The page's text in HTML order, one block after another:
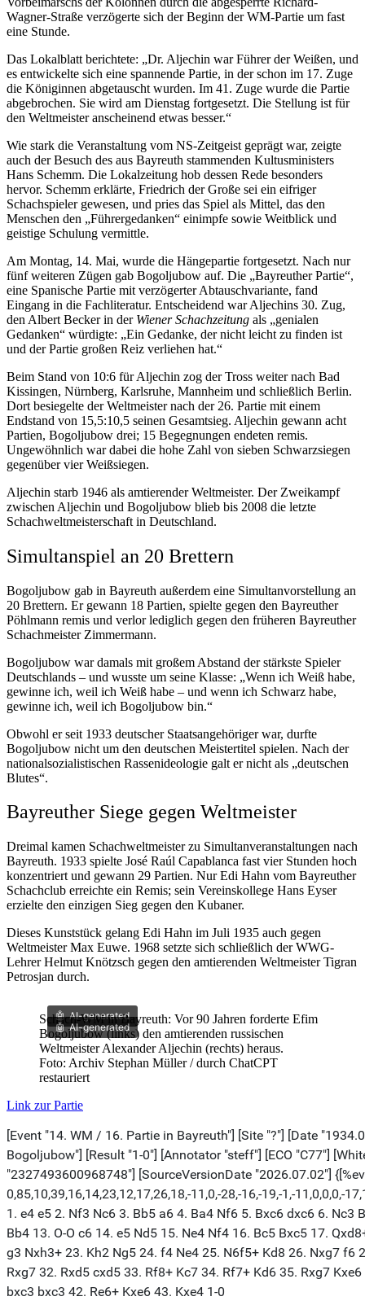
Wagner-Straße verzögerte sich der Beginn der WM-Partie um fast
eine Stunde.
Das Lokalblatt berichtete: „Dr. Aljechin war Führer der Weißen, und
es entwickelte sich eine spannende Partie, in der schon im 17. Zuge
die Königinnen abgetauscht wurden. Im 41. Zuge wurde die Partie
abgebrochen. Sie wird am Dienstag fortgesetzt. Die Stellung ist für
den Weltmeister anscheinend etwas besser.“
Wie stark die Veranstaltung vom NS-Zeitgeist geprägt war, zeigte
auch der Besuch des aus Bayreuth stammenden Kultusministers
Hans Schemm. Die Lokalzeitung hob dessen Rede besonders
hervor. Schemm erklärte, Friedrich der Große sei ein eifriger
Schachspieler gewesen, und pries das Spiel als Mittel, das den
Menschen den „Führergedanken“ einimpfe sowie Weitblick und
geistige Schulung vermittle.
Am Montag, 14. Mai, wurde die Hängepartie fortgesetzt. Nach nur
fünf weiteren Zügen gab Bogoljubow auf. Die „Bayreuther Partie“,
eine Spanische Partie mit verzögerter Abtauschvariante, fand
Eingang in die Fachliteratur. Entscheidend war Aljechins 30. Zug,
den Albert Becker in der Wiener Schachzeitung als „genialen
Gedanken“ würdigte: „Ein Gedanke, der nicht leicht zu finden ist
und der Partie großen Reiz verliehen hat.“
Beim Stand von 10:6 für Aljechin zog der Tross weiter nach Bad
Kissingen, Nürnberg, Karlsruhe, Mannheim und schließlich Berlin.
Dort besiegelte der Weltmeister nach der 26. Partie mit einem
Endstand von 15,5:10,5 seinen Gesamtsieg. Aljechin gewann acht
Partien, Bogoljubow drei; 15 Begegnungen endeten remis.
Ungewöhnlich war dabei die hohe Zahl von sieben Schwarzsiegen
gegenüber vier Weißsiegen.
Aljechin starb 1946 als amtierender Weltmeister. Der Zweikampf
zwischen Aljechin und Bogoljubow blieb bis 2008 die letzte
Schachweltmeisterschaft in Deutschland.
Simultanspiel an 20 Brettern
Bogoljubow gab in Bayreuth außerdem eine Simultanvorstellung an
20 Brettern. Er gewann 18 Partien, spielte gegen den Bayreuther
Pöhlmann remis und verlor lediglich gegen den früheren Bayreuther
Schachmeister Zimmermann.
Bogoljubow war damals mit großem Abstand der stärkste Spieler
Deutschlands – und wusste um seine Klasse: „Wenn ich Weiß habe,
gewinne ich, weil ich Weiß habe – und wenn ich Schwarz habe,
gewinne ich, weil ich Bogoljubow bin.“
Obwohl er seit 1933 deutscher Staatsangehöriger war, durfte
Bogoljubow nicht um den deutschen Meistertitel spielen. Nach der
nationalsozialistischen Rassenideologie galt er nicht als „deutschen
Blutes“.
Bayreuther Siege gegen Weltmeister
Dreimal kamen Schachweltmeister zu Simultanveranstaltungen nach
Bayreuth. 1933 spielte José Raúl Capablanca fast vier Stunden hoch
konzentriert und gewann 29 Partien. Nur Edi Hahn vom Bayreuther
Schachclub erreichte ein Remis; sein Vereinskollege Hans Eyser
erzielte den einzigen Sieg gegen den Kubaner.
Dieses Kunststück gelang Edi Hahn im Juli 1935 auch gegen
Weltmeister Max Euwe. 1968 setzte sich schließlich der WWG-
Lehrer Helmut Knötzsch gegen den amtierenden Weltmeister Tigran
Petrosjan durch.
AI-generated
AI-generated
Schach-WM in Bayreuth: Vor 90 Jahren forderte Efim
Bogoljubow (links) den amtierenden russischen
Weltmeister Alexander Aljechin (rechts) heraus.
Foto: Archiv Stephan Müller / durch ChatCPT
restauriert
Link zur Partie